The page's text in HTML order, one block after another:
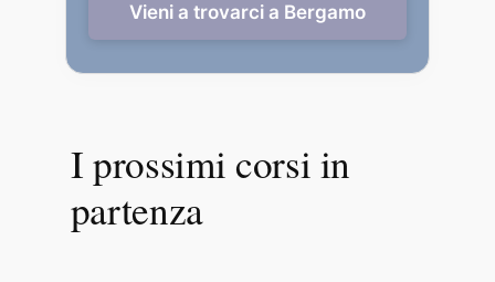
Vieni a trovarci a Bergamo
I prossimi corsi in
partenza